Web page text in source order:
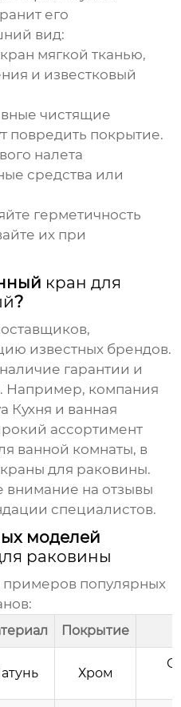
его
вид:
мягкой тканью,
и известковый
чистящие
повредить покрытие.
налета
средства или
герметичность
их при
кран для
?
известных брендов.
гарантии и
Например, компания
и ванная
ассортимент
ванной комнаты, в
для раковины.
на отзывы
специалистов.
моделей
раковины
примеров популярных
:
Покрытие
Хром